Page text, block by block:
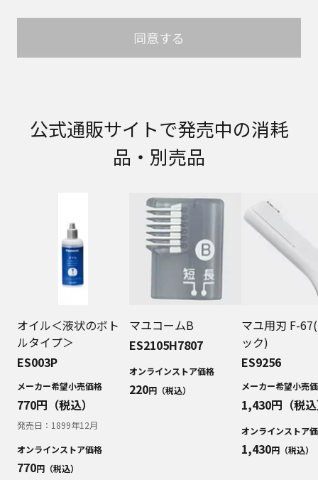
めご了承ください。
本ウェブサイトに公開されている取扱説明書の対
象商品が生産中止などの理由でご購入できない場
のお取り扱いについて。パナソニック株式会社お
内容を、ご相談への対応や修理、その確認などの
する場合や正当な理由がある場合を除き、第三者
に提供しません。お問い合わせは、ご相談された
窓口にご連絡ください。
なお、本ウェブサイトに公開されている取扱説明
書は、原則として商品が発売された当初のものを
掲載しています。したがいまして、会社名やお客
様ご相談窓口の連絡先などが変更されている場合
いる説明書の記載内容と、お客様がお持ちの商品
の仕様がその後のマイナーチェンジにより、異な
る場合があります。本ウェブサイトに公開されて
いる取扱説明書の内容とお手持ちの商品の仕様に
相違がある場合は、ご購入店、お近くの当社商品
の取扱店、または当社サービス会社に直接お問い
合わせください。また、商品に同梱される取扱説
明書が改訂されている場合、当社の選択により、
予告なく、発売当初のものに代えて、改訂版を本
ウェブサイトに掲載する場合もあります。ただ
し、本ウェブサイトに公開されている取扱説明書
同意する
公式通販サイトで発売中の消耗
品・別売品
オイル＜液状のボト
ルタイプ＞
ES003P
メーカー希望小売価格
770円（税込）
発売日： 1899年12月
オンラインストア価格
770円（税込）
マユコームB
ES2105H7807
オンラインストア価格
220円（税込）
マユ用刃 F-
ック)
ES9256
メーカー希望小売
1,430円（税
オンラインストア
1,430円（税込）